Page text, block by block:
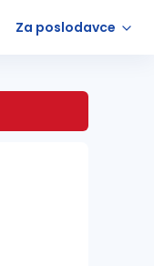
Za poslodavce